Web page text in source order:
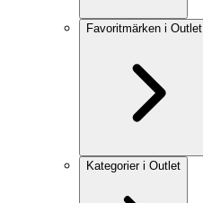
Favoritmärken i Outlet
Kategorier i Outlet